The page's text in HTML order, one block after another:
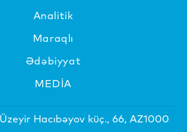
Analitik
Maraqlı
Ədəbiyyat
MEDİA
Hacıbəyov küç., 66, AZ1000